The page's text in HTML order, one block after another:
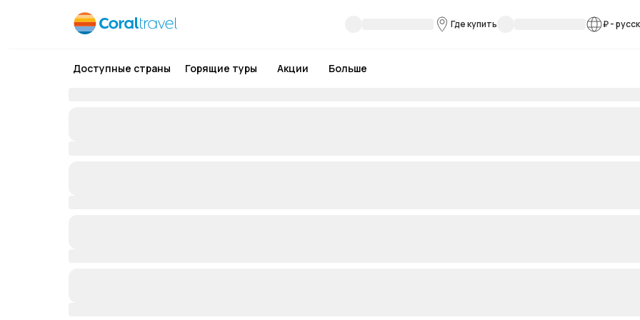
Где купить ₽-
Доступные страны Горящие туры Акции Больше